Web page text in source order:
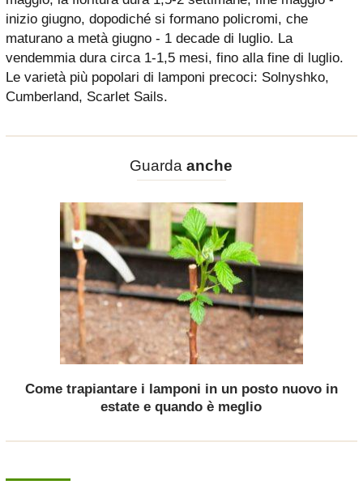
inizio giugno, dopodiché si formano policromi, che
maturano a metà giugno - 1 decade di luglio. La
vendemmia dura circa 1-1,5 mesi, fino alla fine di luglio.
Le varietà più popolari di lamponi precoci: Solnyshko,
Cumberland, Scarlet Sails.
Guardaanche
Come trapiantare i lamponi in un posto nuovo in
estate e quando è meglio